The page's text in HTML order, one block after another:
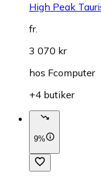
High Peak
fr.
3 070 kr
hos Fcomputer
+4 butiker
9%